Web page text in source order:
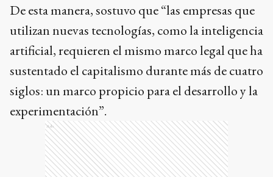
De esta manera, sostuvo que “las empresas que
utilizan nuevas tecnologías, como la inteligencia
artificial, requieren el mismo marco legal que ha
sustentado el capitalismo durante más de cuatro
siglos: un marco propicio para el desarrollo y la
experimentación”.
Ads